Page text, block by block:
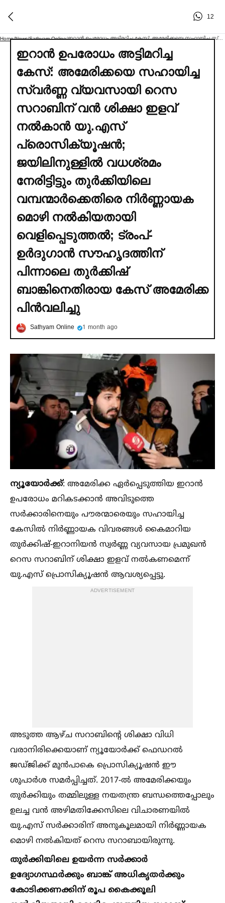
12
Home/News/Sathyam Online/ ഇറാൻ ഉപരോധം അട്ടിമറിച്ച കേസ്: അമേരിക്കയെ സഹായിച്ച സ്വര്‍ണ്ണ വ്യവസായി റെസ സറാബിന് വൻ ശിക്ഷാ ഇളവ് നല്‍കാൻ യു.എസ് പ്രൊസിക്യൂഷൻ; ജയിലിനുള്ളില്‍ വധശ്രമം നേരിട്ടിട്ടും തുര്‍ക്കിയിലെ വമ്പന്മാര്‍ക്കെതിരെ നിര്‍ണ്ണായക മൊഴി നല്‍കിയതായി വെളിപ്പെടുത്തല്‍; ട്രംപ്-ഉര്‍ദുഗാൻ സൗഹൃദത്തിന് പിന്നാലെ തുര്‍ക്കിഷ് ബാങ്കിനെതിരായ കേസ് അമേരിക്ക പിൻവലിച്ചു
ഇറാൻ ഉപരോധം അട്ടിമറിച്ച
കേസ്: അമേരിക്കയെ സഹായിച്ച
സ്വര്‍ണ്ണ വ്യവസായി റെസ
സറാബിന് വൻ ശിക്ഷാ ഇളവ്
നല്‍കാൻ യു.എസ്
പ്രൊസിക്യൂഷൻ;
ജയിലിനുള്ളില്‍ വധശ്രമം
നേരിട്ടിട്ടും തുര്‍ക്കിയിലെ
വമ്പന്മാര്‍ക്കെതിരെ നിര്‍ണ്ണായക
മൊഴി നല്‍കിയതായി
വെളിപ്പെടുത്തല്‍; ട്രംപ്-
ഉര്‍ദുഗാൻ സൗഹൃദത്തിന്
പിന്നാലെ തുര്‍ക്കിഷ്
ബാങ്കിനെതിരായ കേസ് അമേരിക്ക
പിൻവലിച്ചു
Sathyam Online 1 month ago
ന്യൂയോര്‍ക്ക്: അമേരിക്ക ഏര്‍പ്പെടുത്തിയ ഇറാന്‍
ഉപരോധം മറികടക്കാന്‍ അവിടുത്തെ
സര്‍ക്കാരിനെയും പൗരന്മാരെയും സഹായിച്ച
കേസില്‍ നിര്‍ണ്ണായക വിവരങ്ങള്‍ കൈമാറിയ
തുര്‍ക്കിഷ്-ഇറാനിയന്‍ സ്വര്‍ണ്ണ വ്യവസായ പ്രമുഖന്‍
റെസ സറാബിന് ശിക്ഷാ ഇളവ് നല്‍കണമെന്ന്
യു.എസ് പ്രൊസിക്യൂഷന്‍ ആവശ്യപ്പെട്ടു.
ADVERTISEMENT
അടുത്ത ആഴ്ച സറാബിന്റെ ശിക്ഷാ വിധി
വരാനിരിക്കെയാണ് ന്യൂയോര്‍ക്ക് ഫെഡറല്‍
ജഡ്ജിക്ക് മുന്‍പാകെ പ്രൊസിക്യൂഷന്‍ ഈ
ശുപാര്‍ശ സമര്‍പ്പിച്ചത്. 2017-ല്‍ അമേരിക്കയും
തുര്‍ക്കിയും തമ്മിലുള്ള നയതന്ത്ര ബന്ധത്തെപ്പോലും
ഉലച്ച വന്‍ അഴിമതിക്കേസിലെ വിചാരണയില്‍
യു.എസ് സര്‍ക്കാരിന് അനുകൂലമായി നിര്‍ണ്ണായക
മൊഴി നല്‍കിയത് റെസ സറാബായിരുന്നു.
തുര്‍ക്കിയിലെ ഉയര്‍ന്ന സര്‍ക്കാര്‍
ഉദ്യോഗസ്ഥര്‍ക്കും ബാങ്ക് അധികൃതര്‍ക്കും
കോടിക്കണക്കിന് രൂപ കൈക്കൂലി